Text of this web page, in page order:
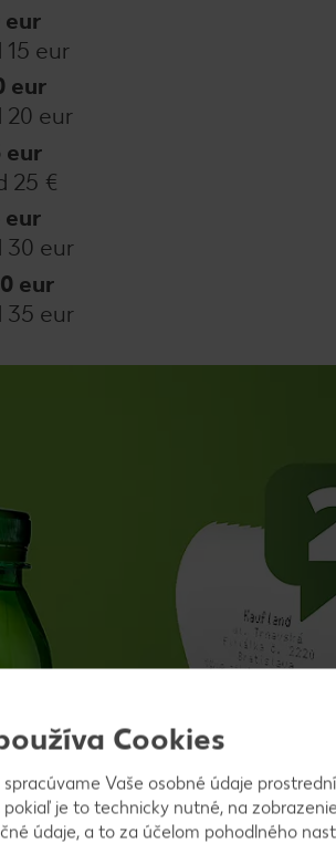
eur
eur
eur
20 eur
eur
25 €
eur
30 eur
eur
35 eur
Cookies
Vaše osobné údaje
je to technicky nutné, na
údaje, a to za účelom pohodlného